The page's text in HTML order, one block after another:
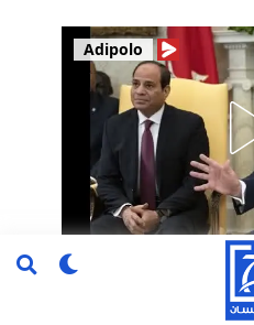
Adipolo